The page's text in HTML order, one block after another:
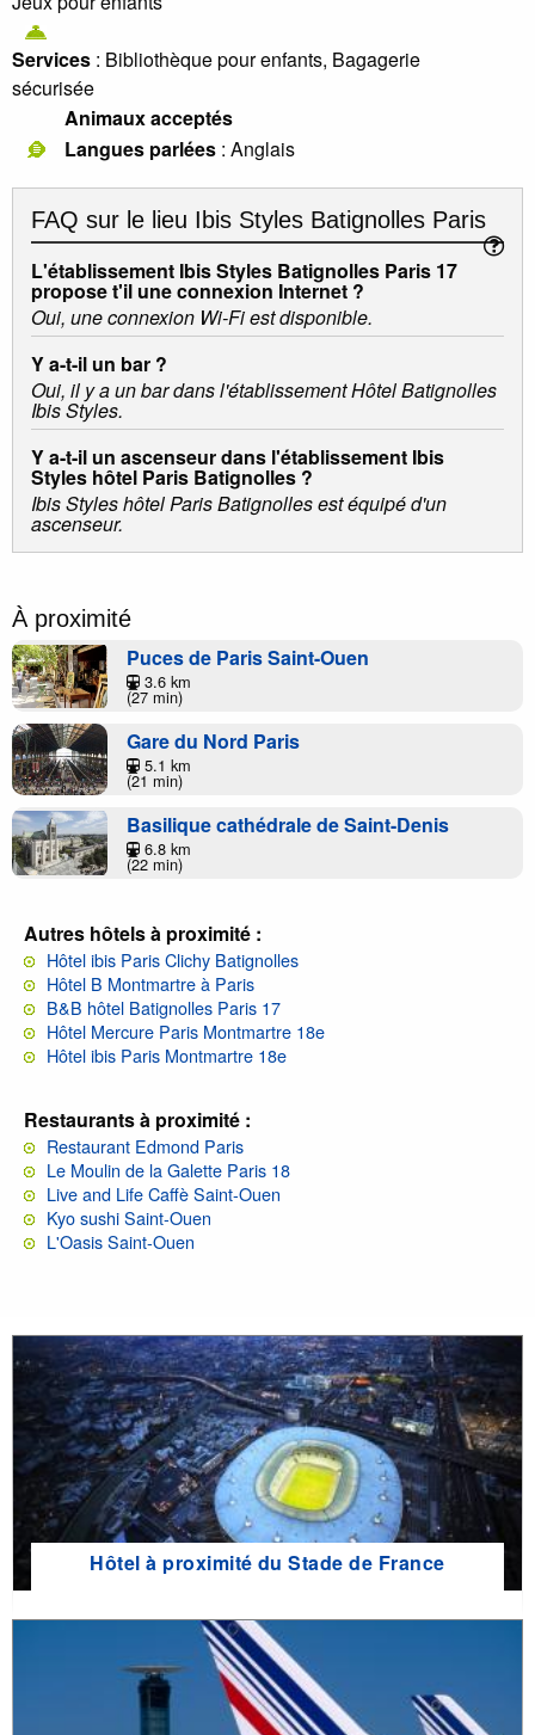
Services : Bibliothèque pour enfants, Bagagerie
sécurisée
Animaux acceptés
Langues parlées : Anglais
FAQ sur le lieu Ibis Styles Batignolles Paris
L'établissement Ibis Styles Batignolles Paris 17
propose t'il une connexion Internet ?
Oui, une connexion Wi-Fi est disponible.
Y a-t-il un bar ?
Oui, il y a un bar dans l'établissement Hôtel Batignolles
Ibis Styles.
Y a-t-il un ascenseur dans l'établissement Ibis
Styles hôtel Paris Batignolles ?
Ibis Styles hôtel Paris Batignolles est équipé d'un
ascenseur.
À proximité
Puces de Paris Saint-Ouen
3.6 km
(27 min)
Gare du Nord Paris
5.1 km
(21 min)
Basilique cathédrale de Saint-Denis
6.8 km
(22 min)
Autres hôtels à proximité :
Hôtel ibis Paris Clichy Batignolles
Hôtel B Montmartre à Paris
B&B hôtel Batignolles Paris 17
Hôtel Mercure Paris Montmartre 18e
Hôtel ibis Paris Montmartre 18e
Restaurants à proximité :
Restaurant Edmond Paris
Le Moulin de la Galette Paris 18
Live and Life Caffè Saint-Ouen
Kyo sushi Saint-Ouen
L'Oasis Saint-Ouen
Hôtel à proximité du Stade de France